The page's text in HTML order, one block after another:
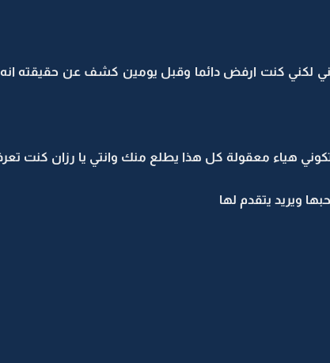
لكني كنت ارفض دائما وقبل يومين كشف عن حقيقته
هياء معقولة كل هذا يطلع منك وانتي يا رزان كنت
ويريد يتقدم لها